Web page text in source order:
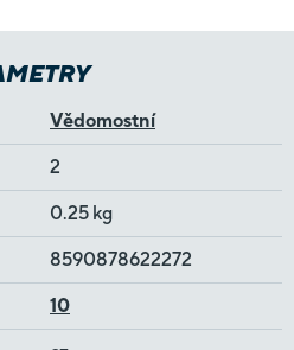
Vědomostní
2
0.25 kg
8590878622272
10